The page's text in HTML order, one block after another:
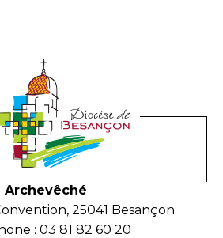
Archevêché
25041 Besançon
: 03 81 82 60 20